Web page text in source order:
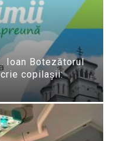
Ioan Botezătorul
copilașii: